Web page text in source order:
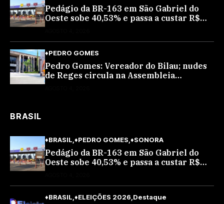
Pedágio da BR-163 em São Gabriel do
Oeste sobe 40,53% e passa a custar R$
♦PEDRO GOMES
Pedro Gomes: Vereador do Bilau; nudes
de Reges circula na Assembleia
BRASIL
♦BRASIL ♦PEDRO GOMES ♦SONORA
Pedágio da BR-163 em São Gabriel do
Oeste sobe 40,53% e passa a custar R$
♦BRASIL ♦ELEIÇÕES 2026 Destaque